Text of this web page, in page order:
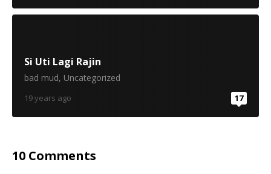
Si Uti Lagi Rajin
bad mud, Uncategorized
19 years ago 17
10 Comments